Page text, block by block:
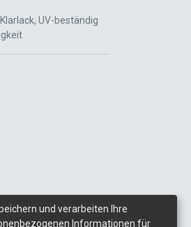
UV-beständig
und verarbeiten Ihre
Informationen für